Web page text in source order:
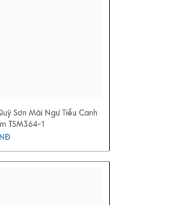
Sơn Mài Ngư Tiều Canh
TSM364-1